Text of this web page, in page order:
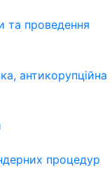
та проведення
антикорупційна
процедур